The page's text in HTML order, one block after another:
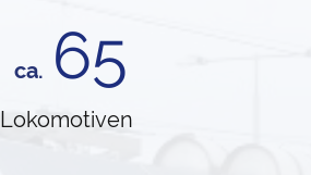
ca. 65
Lokomotiven